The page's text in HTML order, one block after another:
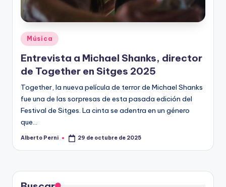
A
Publicado
en
Música
Entrevista a Michael Shanks, director
de Together en Sitges 2025
Together, la nueva película de terror de Michael Shanks
fue una de las sorpresas de esta pasada edición del
Festival de Sitges. La cinta se adentra en un género
que…
Publicado
Alberto Perni 29 de octubre de 2025